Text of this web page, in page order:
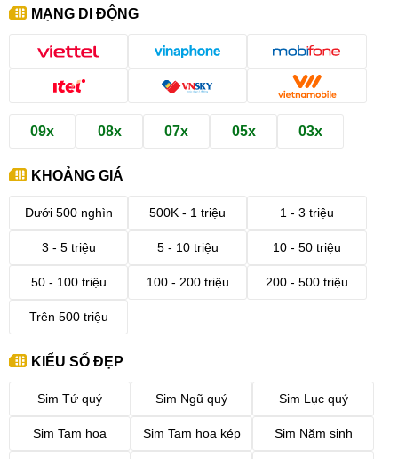
MẠNG DI ĐỘNG
09x 08x 07x 05x 03x
KHOẢNG GIÁ
Dưới 500 nghìn 500K - 1 triệu 1 - 3 triệu
3 - 5 triệu 5 - 10 triệu 10 - 50 triệu
50 - 100 triệu 100 - 200 triệu 200 - 500 triệu
Trên 500 triệu
KIỂU SỐ ĐẸP
Sim Tứ quý Sim Ngũ quý Sim Lục quý
Sim Tam hoa Sim Tam hoa kép Sim Năm sinh